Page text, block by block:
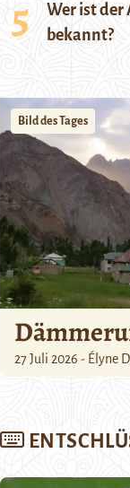
Wer ist der
bekannt?
Bild des Tages
27 Juli 2026 - Élyne